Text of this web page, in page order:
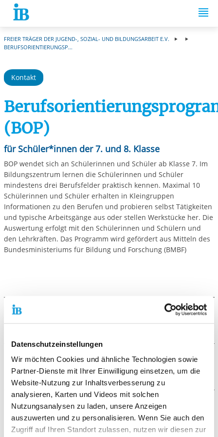
Datenschutzeinstellungen
Wir möchten Cookies und ähnliche Technologien sowie
Partner-Dienste mit Ihrer Einwilligung einsetzen, um die
Website-Nutzung zur Inhaltsverbesserung zu
analysieren, Karten und Videos mit solchen
Nutzungsanalysen zu laden, unsere Anzeigen
auszuwerten und zu personalisieren. Wenn Sie auch den
Zugriff auf Ihren Standort zulassen, nutzen wir diesen zur
Springe zum Inhalt
FREIER TRÄGER DER JUGEND-, SOZIAL- UND BILDUNGSARBEIT E.V.
BERUFSORIENTIERUNGSP...
Kontakt
(BOP)
für Schüler*innen der 7. und 8. Klasse
BOP wendet sich an Schülerinnen und Schüler ab Klasse 7. Im
Bildungszentrum lernen die Schülerinnen und Schüler
mindestens drei Berufsfelder praktisch kennen. Maximal 10
Schülerinnen und Schüler erhalten in Kleingruppen
Informationen zu den Berufen und probieren selbst Tätigkeiten
und typische Arbeitsgänge aus oder stellen Werkstücke her. Die
Auswertung erfolgt mit den Schülerinnen und Schülern und
den Lehrkräften. Das Programm wird gefördert aus Mitteln des
Bundesministeriums für Bildung und Forschung (BMBF)
Der Ablauf
Es wird gemeinsam mit der Schule geplant und
vorbereitet. Die Eltern sind also mit einbezogen.
Die Zielgruppe
Schülerinnen und Schüler ab Klasse 7.
Die Ziele des Angebots
BOP bietet Einblicke in die Berufswelt und eine praktische